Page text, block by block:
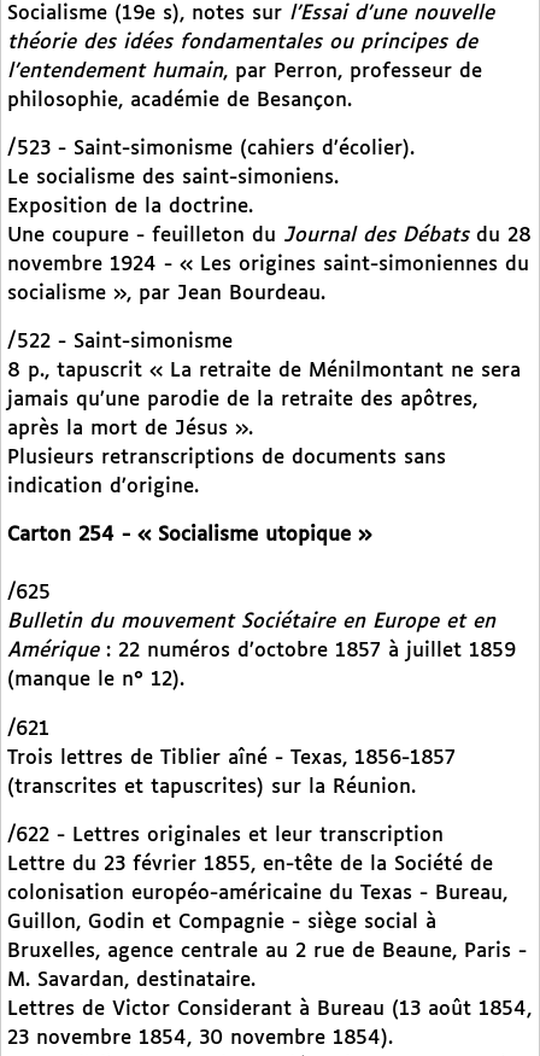
Socialisme (19e s), notes sur l’Essai d’une nouvelle
théorie des idées fondamentales ou principes de
l’entendement humain, par Perron, professeur de
philosophie, académie de Besançon.
/523 - Saint-simonisme (cahiers d’écolier).
Le socialisme des saint-simoniens.
Exposition de la doctrine.
Une coupure - feuilleton du Journal des Débatsdu 28
novembre 1924 - « Les origines saint-simoniennes du
socialisme », par Jean Bourdeau.
/522 - Saint-simonisme
8 p., tapuscrit « La retraite de Ménilmontant ne sera
jamais qu’une parodie de la retraite des apôtres,
après la mort de Jésus ».
Plusieurs retranscriptions de documents sans
indication d’origine.
Carton 254 - « Socialisme utopique »
/625
Bulletin du mouvement Sociétaire en Europe et en
Amérique: 22 numéros d’octobre 1857 à juillet 1859
(manque le n° 12).
/621
Trois lettres de Tiblier aîné - Texas, 1856-1857
(transcrites et tapuscrites) sur la Réunion.
/622 - Lettres originales et leur transcription
Lettre du 23 février 1855, en-tête de la Société de
colonisation européo-américaine du Texas - Bureau,
Guillon, Godin et Compagnie - siège social à
Bruxelles, agence centrale au 2 rue de Beaune, Paris -
M. Savardan, destinataire.
Lettres de Victor Considerant à Bureau (13 août 1854,
23 novembre 1854, 30 novembre 1854).